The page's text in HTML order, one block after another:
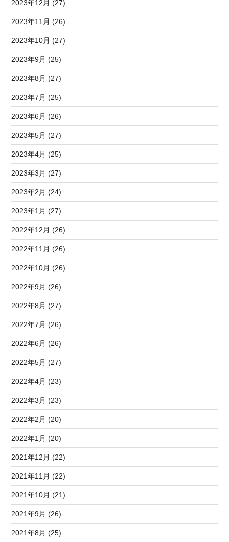
2023年12月 (27)
2023年11月 (26)
2023年10月 (27)
2023年9月 (25)
2023年8月 (27)
2023年7月 (25)
2023年6月 (26)
2023年5月 (27)
2023年4月 (25)
2023年3月 (27)
2023年2月 (24)
2023年1月 (27)
2022年12月 (26)
2022年11月 (26)
2022年10月 (26)
2022年9月 (26)
2022年8月 (27)
2022年7月 (26)
2022年6月 (26)
2022年5月 (27)
2022年4月 (23)
2022年3月 (23)
2022年2月 (20)
2022年1月 (20)
2021年12月 (22)
2021年11月 (22)
2021年10月 (21)
2021年9月 (26)
2021年8月 (25)